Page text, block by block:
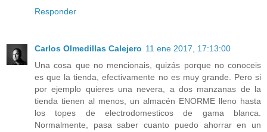
Responder
Carlos Olmedillas Calejero 11 ene 2017, 17:13:00
Una cosa que no mencionais, quizás porque no conoceis
es que la tienda, efectivamente no es muy grande. Pero si
por ejemplo quieres una nevera, a dos manzanas de la
tienda tienen al menos, un almacén ENORME lleno hasta
los topes de electrodomesticos de gama blanca.
Normalmente, pasa saber cuanto puedo ahorrar en un